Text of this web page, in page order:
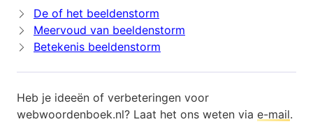
De of het beeldenstorm
Meervoud van beeldenstorm
Betekenis beeldenstorm
Heb je ideeën of verbeteringen voor
webwoordenboek.nl? Laat het ons weten via e-mail.